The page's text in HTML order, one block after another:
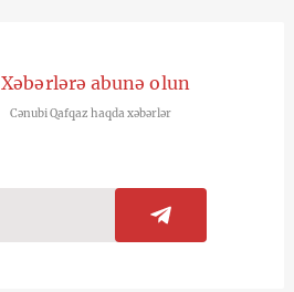
Xəbərlərə abunə olun
Cənubi Qafqaz haqda xəbərlər